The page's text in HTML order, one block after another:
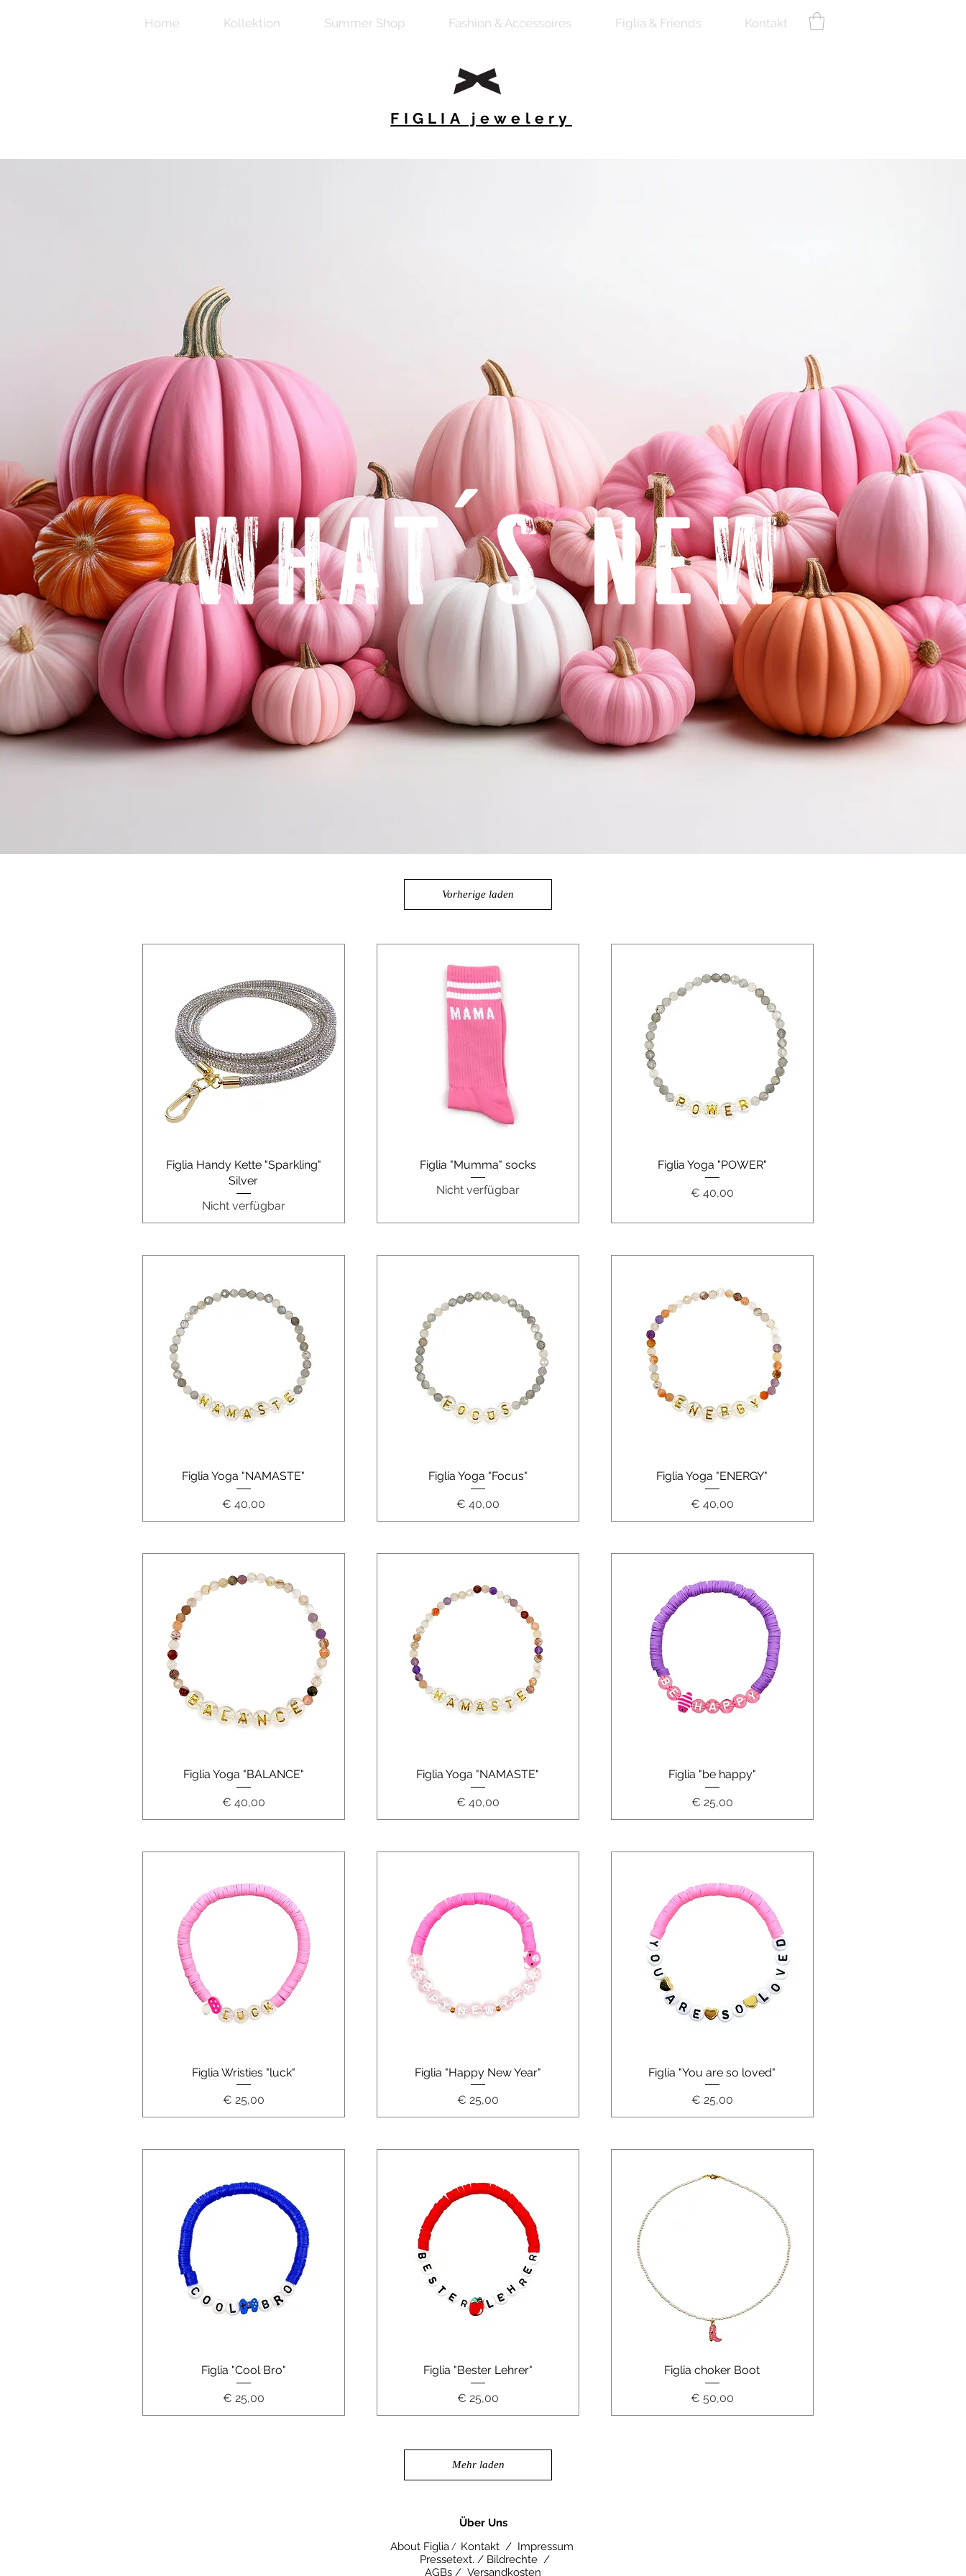
Home Kollektion Summer Shop Fashion & Accessoires Figlia & Friends Kontakt
FIGLIA jewelery
Vorherige laden
Schnellansicht
Figlia Handy Kette "Sparkling"
Silver
Nicht verfügbar
Schnellansicht
Figlia "Mumma" socks
Nicht verfügbar
Schnellansicht
Figlia Yoga "POWER"
Preis
€ 40,00
Schnellansicht
Figlia Yoga "NAMASTE"
Preis
€ 40,00
Schnellansicht
Figlia Yoga "Focus"
Preis
€ 40,00
Schnellansicht
Figlia Yoga "ENERGY"
Preis
€ 40,00
Schnellansicht
Figlia Yoga "BALANCE"
Preis
€ 40,00
Schnellansicht
Figlia Yoga "NAMASTE"
Preis
€ 40,00
Schnellansicht
Figlia "be happy"
Preis
€ 25,00
Schnellansicht
Figlia Wristies "luck"
Preis
€ 25,00
Schnellansicht
Figlia "Happy New Year"
Preis
€ 25,00
Schnellansicht
Figlia "You are so loved"
Preis
€ 25,00
Schnellansicht
Figlia "Cool Bro"
Preis
€ 25,00
Schnellansicht
Figlia "Bester Lehrer"
Preis
€ 25,00
Schnellansicht
Figlia choker Boot
Preis
€ 50,00
Mehr laden
​Über Uns
About Figlia/ Kontakt / Impressum
Pressetext. / Bildrechte /
AGBs / Versandkosten